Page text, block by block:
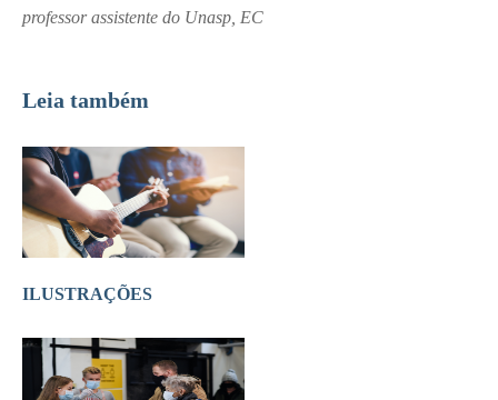
professor assistente do Unasp, EC
Leia também
ILUSTRAÇÕES